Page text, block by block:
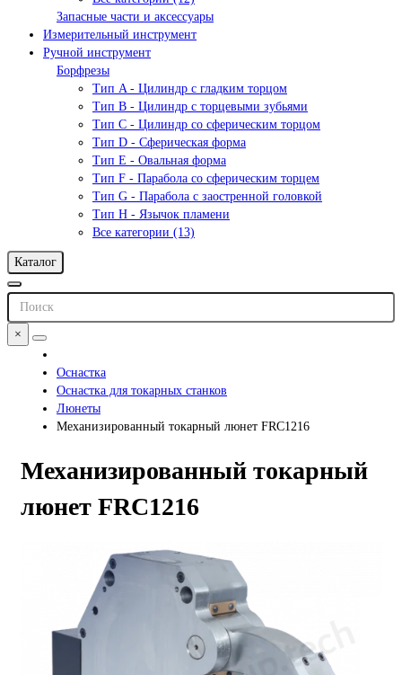
Запасные части и аксессуары
Измерительный инструмент
Ручной инструмент
Борфрезы
Тип A - Цилиндр с гладким торцом
Тип В - Цилиндр с торцевыми зубьями
Тип С - Цилиндр со сферическим торцом
Тип D - Сферическая форма
Тип Е - Овальная форма
Тип F - Парабола со сферическим торцем
Тип G - Парабола с заостренной головкой
Тип H - Язычок пламени
Все категории (13)
Каталог
×
Оснастка
Оснастка для токарных станков
Люнеты
Механизированный токарный люнет FRC1216
Механизированный токарный
люнет FRC1216